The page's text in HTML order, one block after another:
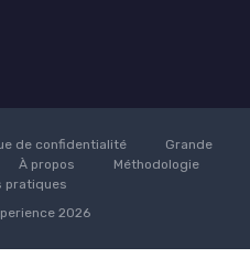
de confidentialité
Grande
À propos
Méthodologie
pratiques
2026